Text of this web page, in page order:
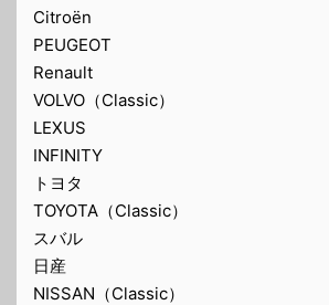
Citroën
PEUGEOT
Renault
VOLVO（Classic）
LEXUS
INFINITY
トヨタ
TOYOTA（Classic）
スバル
日産
NISSAN（Classic）